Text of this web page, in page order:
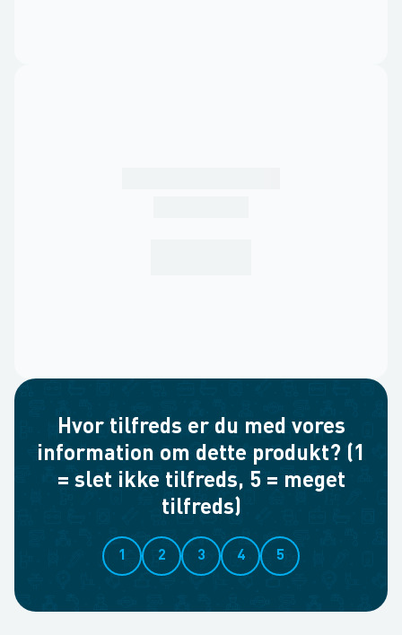
Hvor tilfreds er du med vores
information om dette produkt? (1
= slet ikke tilfreds, 5 = meget
tilfreds)
1 2 3 4 5